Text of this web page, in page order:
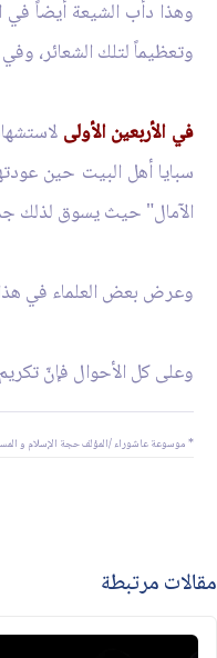
وهذا دأب الشيعة أيضاً في
وتعظيماً لتلك الشعائر،
في الأربعين الأولى
سبايا أهل البيت حين
الآمال" حيث يسوق لذلك
وعرض بعض العلماء في
وعلى كل الأحوال فإنّ تكريم
* موسوعة عاشوراء /المؤلف حجة الإسلام و
مقالات مرتبطة